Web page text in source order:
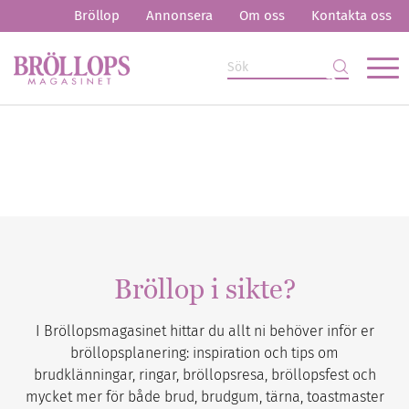
Bröllop Annonsera Om oss Kontakta oss
Bröllop i sikte?
I Bröllopsmagasinet hittar du allt ni behöver inför er
bröllopsplanering: inspiration och tips om
brudklänningar, ringar, bröllopsresa, bröllopsfest och
mycket mer för både brud, brudgum, tärna, toastmaster